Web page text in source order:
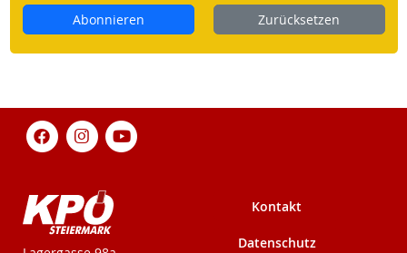
Abonnieren Zurücksetzen
Kontakt
Datenschutz